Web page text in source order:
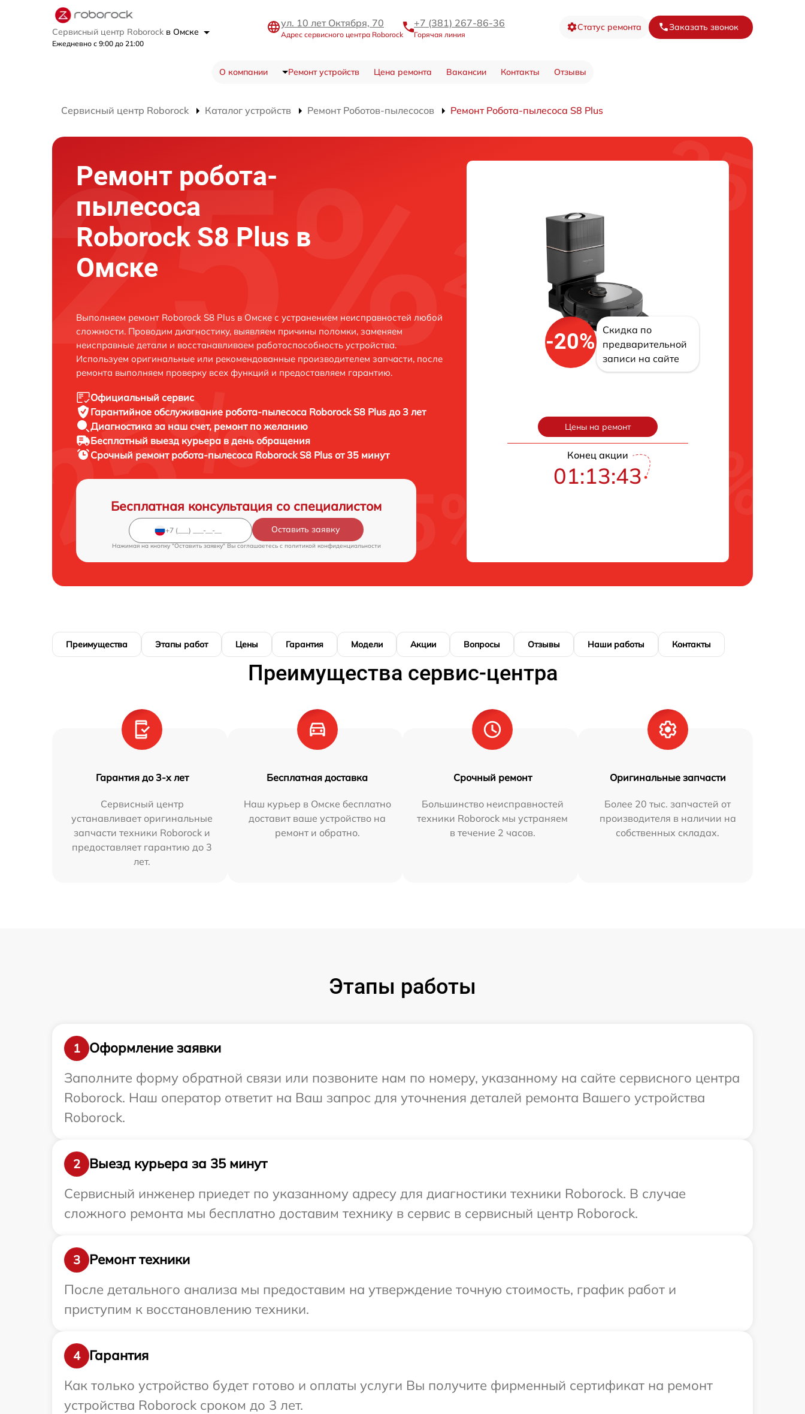
Сервисный центр Roborock в Омске
Ежедневно с 9:00 до 21:00
ул. 10 лет Октября, 70
Адрес сервисного центра Roborock
+7 (381) 267-86-36
Горячая линия
Статус ремонта Заказать звонок
О компании Ремонт устройств Цена ремонта Вакансии Контакты Отзывы
Сервисный центр Roborock Каталог устройств Ремонт Роботов-пылесосов Ремонт Робота-пылесоса S8 Plus
Ремонт робота-
пылесоса
Roborock S8 Plus в
Омске
Выполняем ремонт Roborock S8 Plus в Омске с устранением неисправностей любой
сложности. Проводим диагностику, выявляем причины поломки, заменяем
неисправные детали и восстанавливаем работоспособность устройства.
Используем оригинальные или рекомендованные производителем запчасти, после
ремонта выполняем проверку всех функций и предоставляем гарантию.
Официальный сервис
Гарантийное обслуживание робота-пылесоса Roborock S8 Plus до 3 лет
Диагностика за наш счет, ремонт по желанию
Бесплатный выезд курьера в день обращения
Срочный ремонт робота-пылесоса Roborock S8 Plus от 35 минут
Бесплатная консультация со специалистом
Оставить заявку
Нажимая на кнопку "Оставить заявку" Вы соглашаетесь c политикой конфиденциальности
-20%
Скидка по
предварительной
записи на сайте
Цены на ремонт
Конец акции
01:13:42
Преимущества Этапы работ Цены Гарантия Модели Акции Вопросы Отзывы Наши работы Контакты
Преимущества сервис-центра
Гарантия до 3-х лет
Сервисный центр
устанавливает оригинальные
запчасти техники Roborock и
предоставляет гарантию до 3
лет.
Бесплатная доставка
Наш курьер в Омске бесплатно
доставит ваше устройство на
ремонт и обратно.
Срочный ремонт
Большинство неисправностей
техники Roborock мы устраняем
в течение 2 часов.
Оригинальные запчасти
Более 20 тыс. запчастей от
производителя в наличии на
собственных складах.
Этапы работы
1
Оформление заявки
Заполните форму обратной связи или позвоните нам по номеру, указанному на сайте сервисного центра
Roborock. Наш оператор ответит на Ваш запрос для уточнения деталей ремонта Вашего устройства
Roborock.
2
Выезд курьера за 35 минут
Сервисный инженер приедет по указанному адресу для диагностики техники Roborock. В случае
сложного ремонта мы бесплатно доставим технику в сервис в сервисный центр Roborock.
3
Ремонт техники
После детального анализа мы предоставим на утверждение точную стоимость, график работ и
приступим к восстановлению техники.
4
Гарантия
Как только устройство будет готово и оплаты услуги Вы получите фирменный сертификат на ремонт
устройства Roborock сроком до 3 лет.